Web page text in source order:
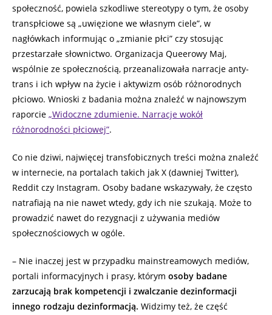
społeczność, powiela szkodliwe stereotypy o tym, że osoby
transpłciowe są „uwięzione we własnym ciele”, w
nagłówkach informując o „zmianie płci” czy stosując
przestarzałe słownictwo. Organizacja Queerowy Maj,
wspólnie ze społecznością, przeanalizowała narracje anty-
trans i ich wpływ na życie i aktywizm osób różnorodnych
płciowo. Wnioski z badania można znaleźć w najnowszym
raporcie „Widoczne zdumienie. Narracje wokół
różnorodności płciowej”.
Co nie dziwi, najwięcej transfobicznych treści można znaleźć
w internecie, na portalach takich jak X (dawniej Twitter),
Reddit czy Instagram. Osoby badane wskazywały, że często
natrafiają na nie nawet wtedy, gdy ich nie szukają. Może to
prowadzić nawet do rezygnacji z używania mediów
społecznościowych w ogóle.
– Nie inaczej jest w przypadku mainstreamowych mediów,
portali informacyjnych i prasy, którym osoby badane
zarzucają brak kompetencji i zwalczanie dezinformacji
innego rodzaju dezinformacją. Widzimy też, że część